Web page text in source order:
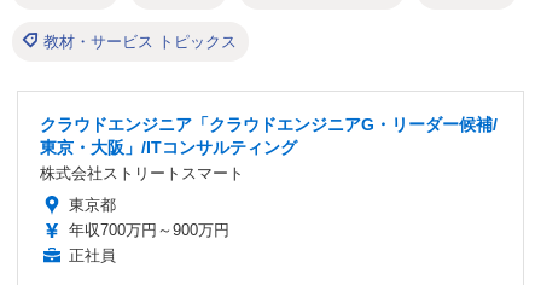
教材・サービス トピックス
クラウドエンジニア「クラウドエンジニアG・リーダー候補/
東京・大阪」/ITコンサルティング
株式会社ストリートスマート
東京都
年収700万円～900万円
正社員